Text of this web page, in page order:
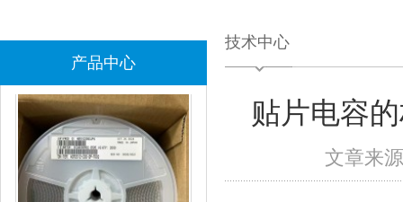
产品中心
技术中心
贴片电容
文章来